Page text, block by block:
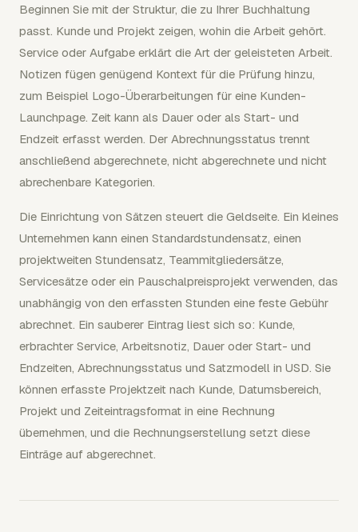
Beginnen Sie mit der Struktur, die zu Ihrer Buchhaltung
passt. Kunde und Projekt zeigen, wohin die Arbeit gehört.
Service oder Aufgabe erklärt die Art der geleisteten Arbeit.
Notizen fügen genügend Kontext für die Prüfung hinzu,
zum Beispiel Logo-Überarbeitungen für eine Kunden-
Launchpage. Zeit kann als Dauer oder als Start- und
Endzeit erfasst werden. Der Abrechnungsstatus trennt
anschließend abgerechnete, nicht abgerechnete und nicht
abrechenbare Kategorien.
Die Einrichtung von Sätzen steuert die Geldseite. Ein kleines
Unternehmen kann einen Standardstundensatz, einen
projektweiten Stundensatz, Teammitgliedersätze,
Servicesätze oder ein Pauschalpreisprojekt verwenden, das
unabhängig von den erfassten Stunden eine feste Gebühr
abrechnet. Ein sauberer Eintrag liest sich so: Kunde,
erbrachter Service, Arbeitsnotiz, Dauer oder Start- und
Endzeiten, Abrechnungsstatus und Satzmodell in USD. Sie
können erfasste Projektzeit nach Kunde, Datumsbereich,
Projekt und Zeiteintragsformat in eine Rechnung
übernehmen, und die Rechnungserstellung setzt diese
Einträge auf abgerechnet.